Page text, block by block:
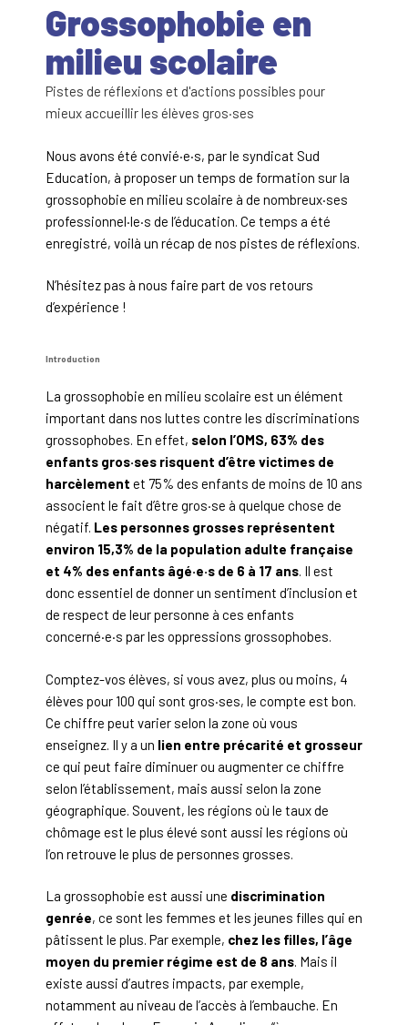
Grossophobie en
milieu scolaire
Pistes de réflexions et d'actions possibles pour
mieux accueillir les élèves gros·ses
Nous avons été convié·e·s, par le syndicat Sud
Education, à proposer un temps de formation sur la
grossophobie en milieu scolaire à de nombreux·ses
professionnel·le·s de l’éducation. Ce temps a été
enregistré, voilà un récap de nos pistes de réflexions.
N’hésitez pas à nous faire part de vos retours
d’expérience !
Introduction
La grossophobie en milieu scolaire est un élément
important dans nos luttes contre les discriminations
grossophobes. En effet, selon l’OMS, 63% des
enfants gros·ses risquent d’être victimes de
harcèlement et 75% des enfants de moins de 10 ans
associent le fait d’être gros·se à quelque chose de
négatif. Les personnes grosses représentent
environ 15,3% de la population adulte française
et 4% des enfants âgé·e·s de 6 à 17 ans. Il est
donc essentiel de donner un sentiment d’inclusion et
de respect de leur personne à ces enfants
concerné·e·s par les oppressions grossophobes.
Comptez-vos élèves, si vous avez, plus ou moins, 4
élèves pour 100 qui sont gros·ses, le compte est bon.
Ce chiffre peut varier selon la zone où vous
enseignez. Il y a un lien entre précarité et grosseur
ce qui peut faire diminuer ou augmenter ce chiffre
selon l’établissement, mais aussi selon la zone
géographique. Souvent, les régions où le taux de
chômage est le plus élevé sont aussi les régions où
l’on retrouve le plus de personnes grosses.
La grossophobie est aussi une discrimination
genrée, ce sont les femmes et les jeunes filles qui en
pâtissent le plus. Par exemple, chez les filles, l’âge
moyen du premier régime est de 8 ans. Mais il
existe aussi d’autres impacts, par exemple,
notamment au niveau de l’accès à l’embauche. En